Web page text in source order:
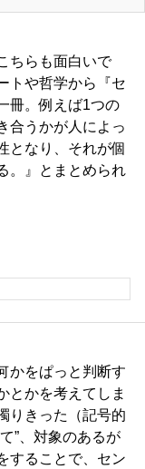
ちらも面白いで
トや哲学から『セ
冊。例えば1つの
合うかが人によっ
となり、それが個
。』とまとめられ
かをぱっと判断す
とかを考えてしま
りきった（記号的
”、対象のあるが
することで、セン